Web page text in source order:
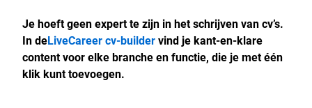
Je hoeft geen expert te zijn in het schrijven van cv’s.
In deLiveCareer cv-buildervind je kant-en-klare
content voor elke branche en functie, die je met één
klik kunt toevoegen.